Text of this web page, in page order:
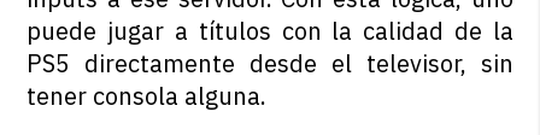
puede jugar a títulos con la calidad de la
PS5 directamente desde el televisor, sin
tener consola alguna.